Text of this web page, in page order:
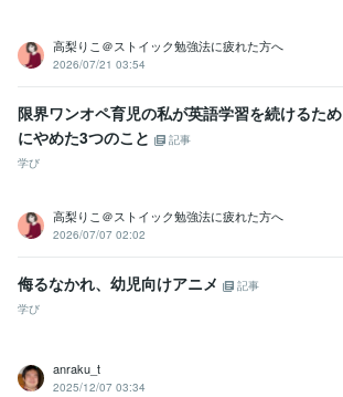
高梨りこ＠ストイック勉強法に疲れた方へ
2026/07/21 03:54
限界ワンオペ育児の私が英語学習を続けるため
にやめた3つのこと
記事
学び
高梨りこ＠ストイック勉強法に疲れた方へ
2026/07/07 02:02
侮るなかれ、幼児向けアニメ
記事
学び
anraku_t
2025/12/07 03:34